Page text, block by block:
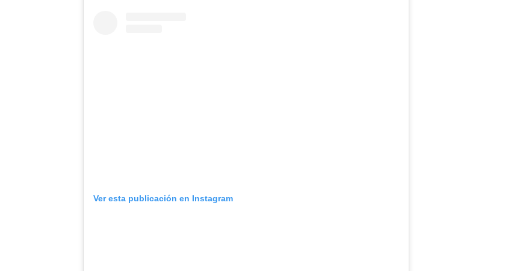
Ver esta publicación en Instagram